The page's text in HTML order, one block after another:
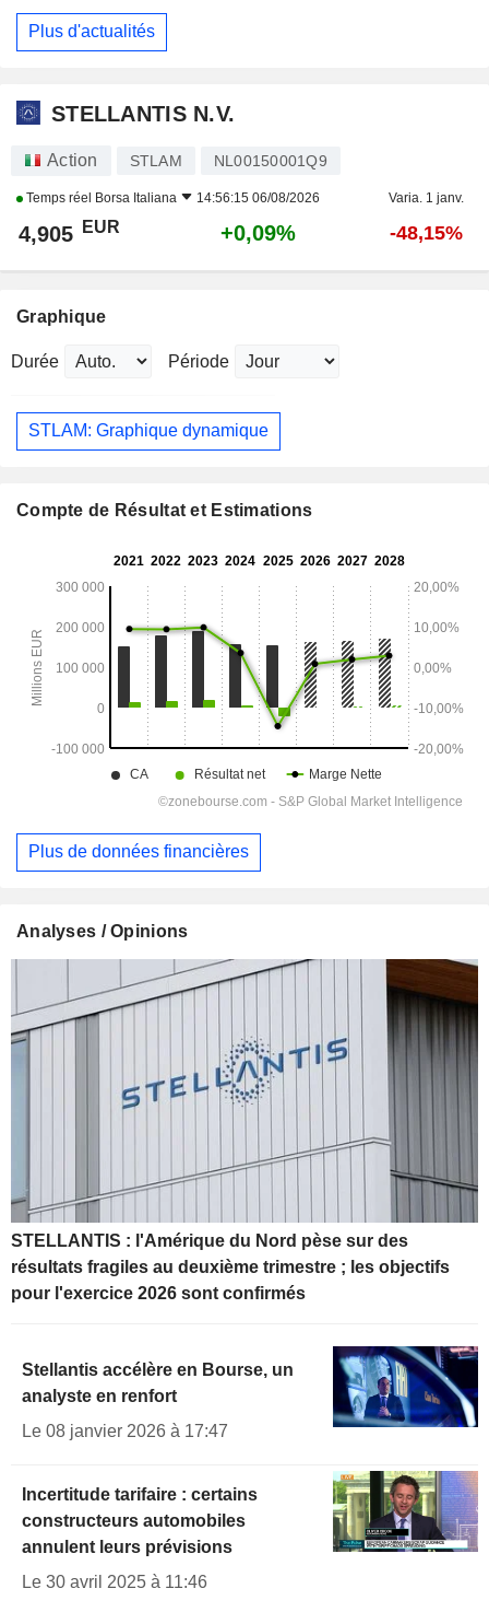
Plus d'actualités
STELLANTIS N.V.
Action STLAM NL00150001Q9
Temps réel Borsa Italiana 14:56:15 06/08/2026 Varia. 1 janv.
4,905 EUR +0,09% -48,15%
Graphique
Durée Période
STLAM: Graphique dynamique
Compte de Résultat et Estimations
Plus de données financières
Analyses / Opinions
STELLANTIS : l'Amérique du Nord pèse sur des
résultats fragiles au deuxième trimestre ; les objectifs
pour l'exercice 2026 sont confirmés
Stellantis accélère en Bourse, un
analyste en renfort
Le 08 janvier 2026 à 17:47
Incertitude tarifaire : certains
constructeurs automobiles
annulent leurs prévisions
Le 30 avril 2025 à 11:46